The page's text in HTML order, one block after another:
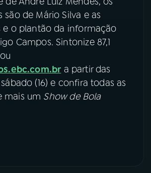
de Mário Silva e as
e o plantão da informação
Campos. Sintonize 87,1
a partir das
(16) e confira todas as
mais um Show de Bola